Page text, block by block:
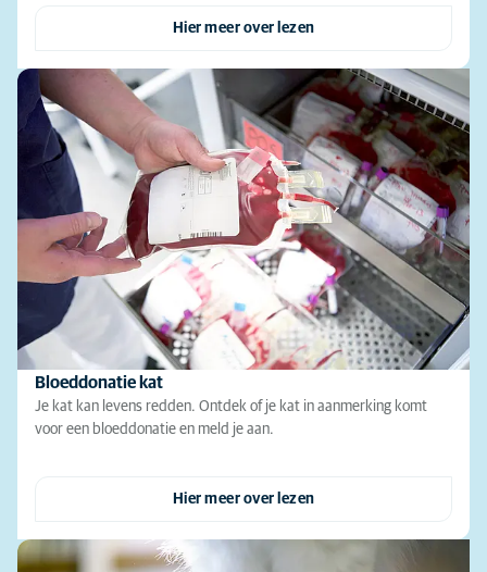
Hier meer over lezen
Bloeddonatie kat
Je kat kan levens redden. Ontdek of je kat in aanmerking komt
voor een bloeddonatie en meld je aan.
Hier meer over lezen